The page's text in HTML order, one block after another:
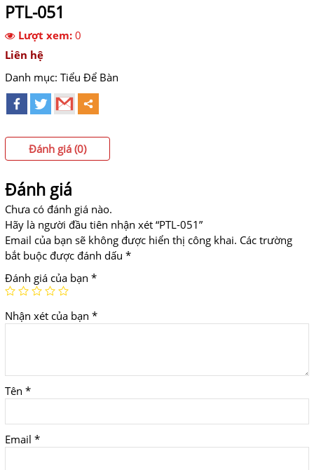
PTL-051
Lượt xem:0
Liên hệ
Danh mục: Tiểu Để Bàn
Đánh giá (0)
Đánh giá
Chưa có đánh giá nào.
Hãy là người đầu tiên nhận xét “PTL-051”
Email của bạn sẽ không được hiển thị công khai. Các trường
bắt buộc được đánh dấu *
Đánh giá của bạn *
Nhận xét của bạn *
Tên *
Email *